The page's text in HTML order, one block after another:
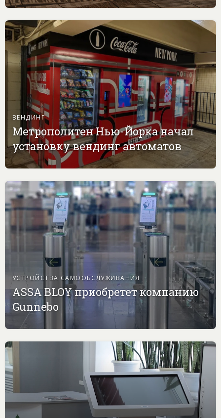
ВЕНДИНГ
Метрополитен Нью-Йорка начал
установку вендинг автоматов
УСТРОЙСТВА САМООБСЛУЖИВАНИЯ
ASSA BLOY приобретет компанию
Gunnebo